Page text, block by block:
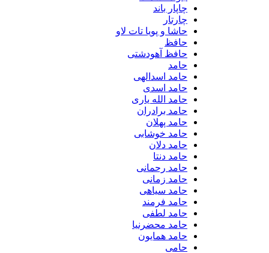
چاپار باند
حاشا و پویا تات لاو
حافظ آهودشتی
حامد اسدالهی
حامد اسدی
حامد الله یاری
حامد برادران
حامد پهلان
حامد خوشابی
حامد دلان
حامد دنتا
حامد رحمانی
حامد زمانی
حامد سیاهی
حامد فرمند
حامد لطفی
حامد محضرنیا
حامد همایون